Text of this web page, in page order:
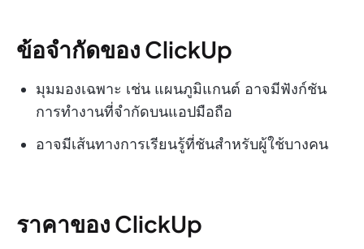
ข้อจำกัดของ ClickUp
มุมมองเฉพาะ เช่น แผนภูมิแกนต์ อาจมีฟังก์ชัน
การทำงานที่จำกัดบนแอปมือถือ
อาจมีเส้นทางการเรียนรู้ที่ชันสำหรับผู้ใช้บางคน
ราคาของ ClickUp